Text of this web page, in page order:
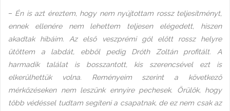
– Én is azt éreztem, hogy nem nyújtottam rossz teljesítményt,
ennek ellenére nem lehettem teljesen elégedett, hiszen
akadtak hibáim. Az első veszprémi gól előtt rossz helyre
ütöttem a labdát, ebből pedig Dróth Zoltán profitált. A
harmadik találat is bosszantott, kis szerencsével ezt is
elkerülhettük volna. Reményeim szerint a következő
mérkőzéseken nem leszünk ennyire pechesek. Örülök, hogy
több védéssel tudtam segíteni a csapatnak, de ez nem csak az